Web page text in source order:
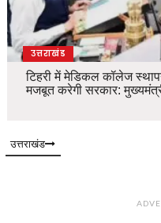
उत्तराखंड
टिहरी में मेडिकल कॉलेज
मजबूत करेगी सरकार:
उत्तराखंड